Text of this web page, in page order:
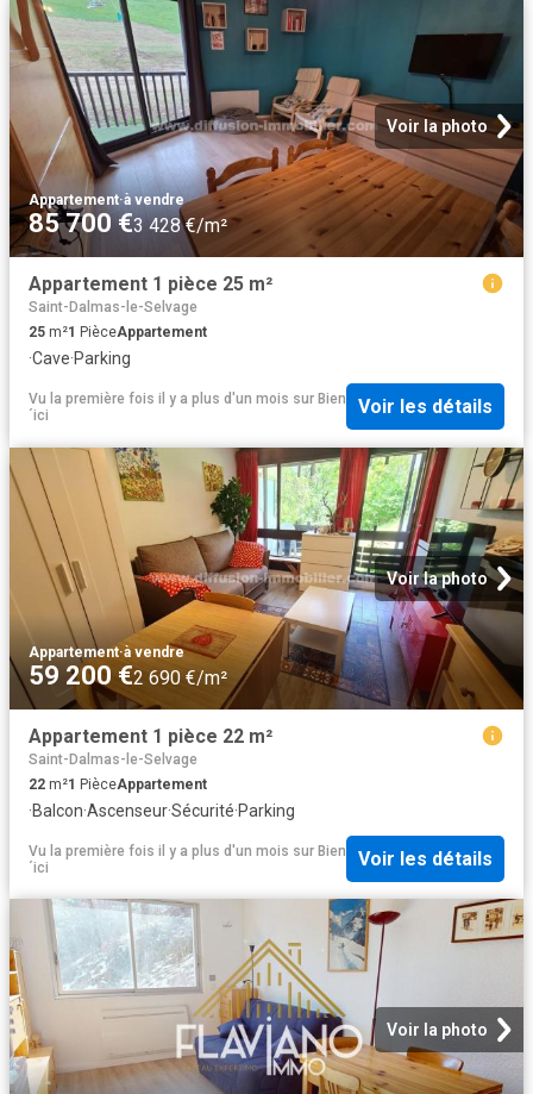
Voir la photo
Appartement·à vendre
85 700 €3 428 €/m²
Appartement 1 pièce 25 m²
Saint-Dalmas-le-Selvage
25 m²1 PièceAppartement
·Cave·Parking
Vu la première fois il y a plus d'un mois sur Bien
´ici
Voir les détails
Voir la photo
Appartement·à vendre
59 200 €2 690 €/m²
Appartement 1 pièce 22 m²
Saint-Dalmas-le-Selvage
22 m²1 PièceAppartement
·Balcon·Ascenseur·Sécurité·Parking
Vu la première fois il y a plus d'un mois sur Bien
´ici
Voir les détails
Voir la photo